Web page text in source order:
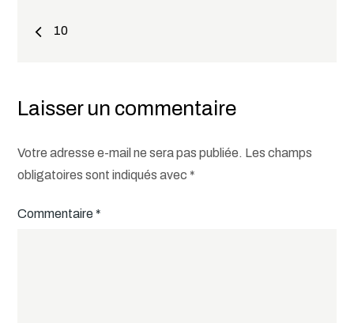
Navigation
l’article
10
Laisser un commentaire
Votre adresse e-mail ne sera pas publiée. Les champs
obligatoires sont indiqués avec *
Commentaire *